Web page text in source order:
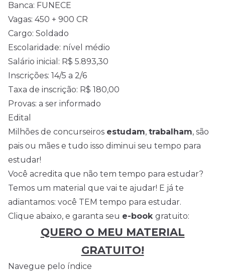
Banca: FUNECE
Vagas: 450 + 900 CR
Cargo: Soldado
Escolaridade: nível médio
Salário inicial: R$ 5.893,30
Inscrições: 14/5 a 2/6
Taxa de inscrição: R$ 180,00
Provas: a ser informado
Edital
Milhões de concurseiros estudam, trabalham, são
pais ou mães e tudo isso diminui seu tempo para
estudar!
Você acredita que não tem tempo para estudar?
Temos um material que vai te ajudar! E já te
adiantamos: você TEM tempo para estudar.
Clique abaixo, e garanta seu e-book gratuito:
QUERO O MEU MATERIAL
GRATUITO!
Navegue pelo índice